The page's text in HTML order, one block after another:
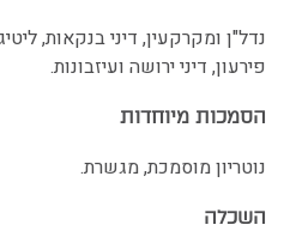
נדל"ן ומקרקעין, דיני בנקאות,
פירעון, דיני ירושה ועיזבונות.
הסמכות מיוחדות
נוטריון מוסמכת, מגשרת.
השכלה